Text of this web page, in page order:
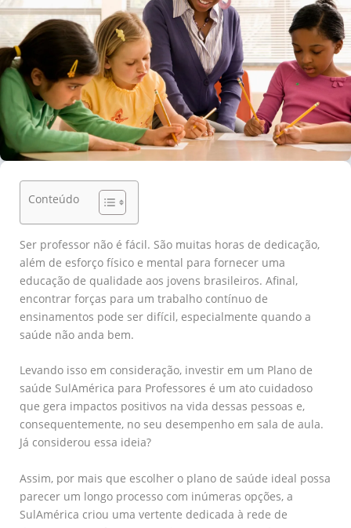
Conteúdo
Ser professor não é fácil. São muitas horas de dedicação,
além de esforço físico e mental para fornecer uma
educação de qualidade aos jovens brasileiros. Afinal,
encontrar forças para um trabalho contínuo de
ensinamentos pode ser difícil, especialmente quando a
saúde não anda bem.
Levando isso em consideração, investir em um Plano de
saúde SulAmérica para Professores é um ato cuidadoso
que gera impactos positivos na vida dessas pessoas e,
consequentemente, no seu desempenho em sala de aula.
Já considerou essa ideia?
Assim, por mais que escolher o plano de saúde ideal possa
parecer um longo processo com inúmeras opções, a
SulAmérica criou uma vertente dedicada à rede de